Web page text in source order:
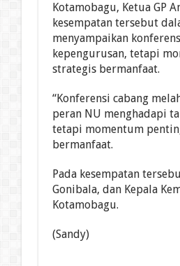
Kotamobagu, Ketua GP
kesempatan tersebut
menyampaikan
kepengurusan, tetapi
strategis bermanfaat.
“Konferensi cabang
peran NU menghadapi
tetapi momentum
bermanfaat.
Pada kesempatan
Gonibala, dan Kepala
Kotamobagu.
(Sandy)